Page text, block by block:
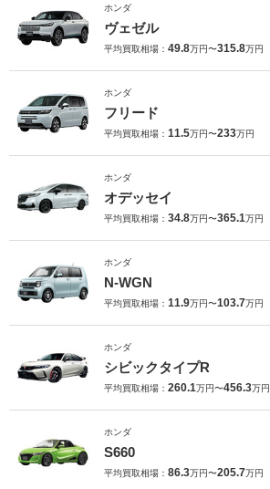
ホンダ
ヴェゼル
平均買取相場： 49.8万円〜315.8万円
ホンダ
フリード
平均買取相場： 11.5万円〜233万円
ホンダ
オデッセイ
平均買取相場： 34.8万円〜365.1万円
ホンダ
N-WGN
平均買取相場： 11.9万円〜103.7万円
ホンダ
シビックタイプR
平均買取相場： 260.1万円〜456.3万円
ホンダ
S660
平均買取相場： 86.3万円〜205.7万円